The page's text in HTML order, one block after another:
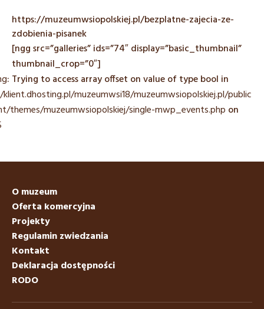
https://muzeumwsiopolskiej.pl/bezplatne-zajecia-ze-
zdobienia-pisanek
[ngg src=”galleries” ids=”74″ display=”basic_thumbnail”
thumbnail_crop=”0″]
: Trying to access array offset on value of type bool in
muzeumwsi18/muzeumwsiopolskiej.pl/
themes/muzeumwsiopolskiej/single-mwp_events.php on
O muzeum
Oferta komercyjna
Projekty
Regulamin zwiedzania
Kontakt
Deklaracja dostępności
RODO